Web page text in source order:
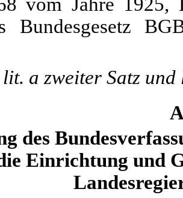
vom Jahre 1925,
Bundesgesetz
lit. a zweiter Satz
des
Einrichtung und